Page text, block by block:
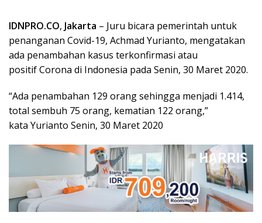
IDNPRO.CO, Jakarta – Juru bicara pemerintah untuk
penanganan Covid-19, Achmad Yurianto, mengatakan
ada penambahan kasus terkonfirmasi atau
positif Corona di Indonesia pada Senin, 30 Maret 2020.
“Ada penambahan 129 orang sehingga menjadi 1.414,
total sembuh 75 orang, kematian 122 orang,”
kata Yurianto Senin, 30 Maret 2020